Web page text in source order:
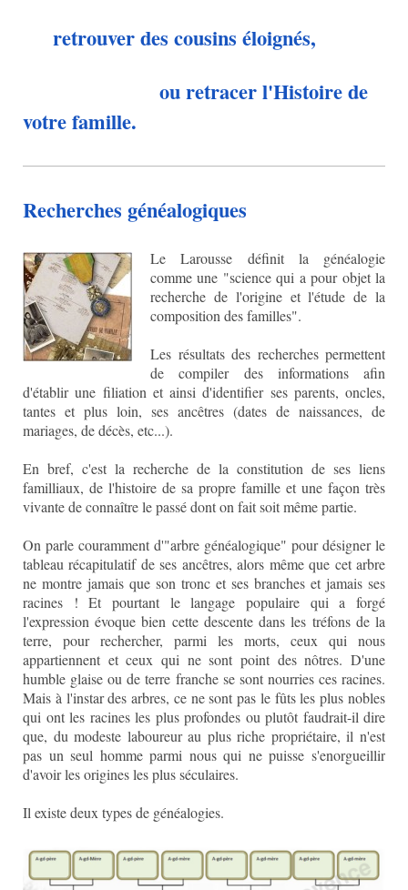
retrouver des cousins éloignés,
ou retracer l'Histoire de
votre famille.
Recherches généalogiques
Le Larousse définit la généalogie
comme une "science qui a pour objet la
recherche de l'origine et l'étude de la
composition des familles".
Les résultats des recherches permettent
de compiler des informations afin
d'établir une filiation et ainsi d'identifier ses parents, oncles,
tantes et plus loin, ses ancêtres (dates de naissances, de
mariages, de décès, etc...).
En bref, c'est la recherche de la constitution de ses liens
familliaux, de l'histoire de sa propre famille et une façon très
vivante de connaître le passé dont on fait soit même partie.
On parle couramment d'"arbre généalogique" pour désigner le
tableau récapitulatif de ses ancêtres, alors même que cet arbre
ne montre jamais que son tronc et ses branches et jamais ses
racines ! Et pourtant le langage populaire qui a forgé
l'expression évoque bien cette descente dans les tréfons de la
terre, pour rechercher, parmi les morts, ceux qui nous
appartiennent et ceux qui ne sont point des nôtres. D'une
humble glaise ou de terre franche se sont nourries ces racines.
Mais à l'instar des arbres, ce ne sont pas le fûts les plus nobles
qui ont les racines les plus profondes ou plutôt faudrait-il dire
que, du modeste laboureur au plus riche propriétaire, il n'est
pas un seul homme parmi nous qui ne puisse s'enorgueillir
d'avoir les origines les plus séculaires.
Il existe deux types de généalogies.